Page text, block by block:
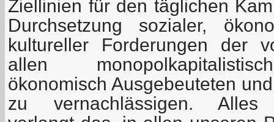
Ziellinien für den täglichen
Durchsetzung sozialer,
kultureller Forderungen der
allen
ökonomisch Ausgebeuteten
zu vernachlässigen. Alles